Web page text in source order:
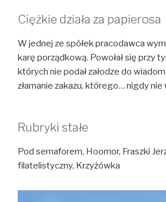
Ciężkie działa za papierosa
W jednej ze spółek pracodawca
karę porządkową. Powołał się przy
których nie podał załodze do
złamanie zakazu, którego… nigdy nie
Rubryki stałe
Pod semaforem, Hoomor, Fraszki
filatelistyczny, Krzyżówka